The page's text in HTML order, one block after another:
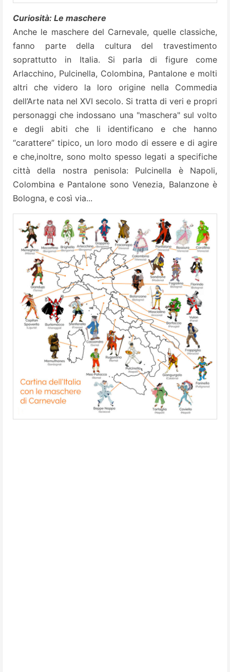
Curiosità: Le maschere
Anche le maschere del Carnevale, quelle classiche,
fanno parte della cultura del travestimento
soprattutto in Italia. Si parla di figure come
Arlacchino, Pulcinella, Colombina, Pantalone e molti
altri che videro la loro origine nella Commedia
dell’Arte nata nel XVI secolo. Si tratta di veri e propri
personaggi che indossano una "maschera" sul volto
e degli abiti che li identificano e che hanno
“carattere” tipico, un loro modo di essere e di agire
e che,inoltre, sono molto spesso legati a specifiche
città della nostra penisola: Pulcinella è Napoli,
Colombina e Pantalone sono Venezia, Balanzone è
Bologna, e così via...